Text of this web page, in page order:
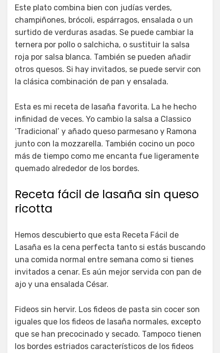
Este plato combina bien con judías verdes,
champiñones, brócoli, espárragos, ensalada o un
surtido de verduras asadas. Se puede cambiar la
ternera por pollo o salchicha, o sustituir la salsa
roja por salsa blanca. También se pueden añadir
otros quesos. Si hay invitados, se puede servir con
la clásica combinación de pan y ensalada.
Esta es mi receta de lasaña favorita. La he hecho
infinidad de veces. Yo cambio la salsa a Classico
‘Tradicional’ y añado queso parmesano y Ramona
junto con la mozzarella. También cocino un poco
más de tiempo como me encanta fue ligeramente
quemado alrededor de los bordes.
Receta fácil de lasaña sin queso
ricotta
Hemos descubierto que esta Receta Fácil de
Lasaña es la cena perfecta tanto si estás buscando
una comida normal entre semana como si tienes
invitados a cenar. Es aún mejor servida con pan de
ajo y una ensalada César.
Fideos sin hervir. Los fideos de pasta sin cocer son
iguales que los fideos de lasaña normales, excepto
que se han precocinado y secado. Tampoco tienen
los bordes estriados característicos de los fideos